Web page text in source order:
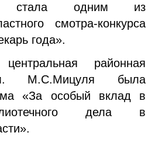
стала одним из
смотра-конкурса
года».
районная
М.С.Мицуля была
«За особый вклад в
дела в